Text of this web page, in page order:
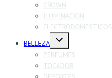
CROWN
ILUMINACION
ELECTRODOMESTICOS
BELLEZA
Alternar
hijo
PERFUMES
TOCADOR